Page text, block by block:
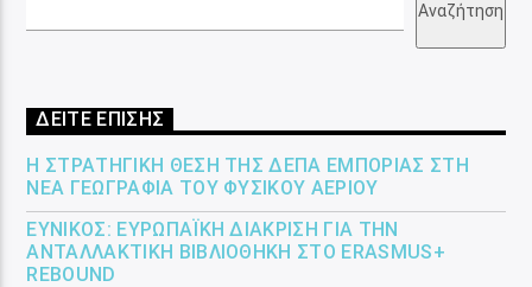
Αναζήτηση
ΔΕΙΤΕ ΕΠΙΣΗΣ
Η ΣΤΡΑΤΗΓΙΚΉ ΘΈΣΗ ΤΗΣ ΔΕΠΑ ΕΜΠΟΡΊΑΣ ΣΤΗ
ΝΈΑ ΓΕΩΓΡΑΦΊΑ ΤΟΥ ΦΥΣΙΚΟΎ ΑΕΡΊΟΥ
ΕΎΝΙΚΟΣ: ΕΥΡΩΠΑΪΚΉ ΔΙΆΚΡΙΣΗ ΓΙΑ ΤΗΝ
ΑΝΤΑΛΛΑΚΤΙΚΉ ΒΙΒΛΙΟΘΉΚΗ ΣΤΟ ERASMUS+
REBOUND